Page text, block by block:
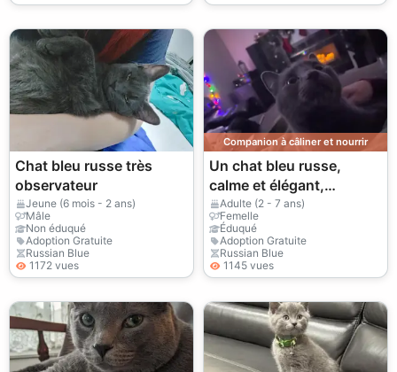
Chat bleu russe très
observateur
Jeune (6 mois - 2 ans)
Mâle
Non éduqué
Adoption Gratuite
Russian Blue
1172 vues
Companion à câliner et nourrir
Un chat bleu russe,
calme et élégant,
cherche un nouveau
foyer.
Adulte (2 - 7 ans)
Femelle
Éduqué
Adoption Gratuite
Russian Blue
1145 vues